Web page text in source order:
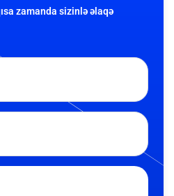
zamanda sizinlə əlaqə